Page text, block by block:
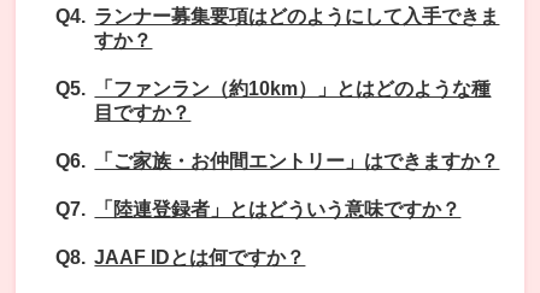
ランナー募集要項はどのようにして入手できま
すか？
「ファンラン（約10km）」とはどのような種
目ですか？
「ご家族・お仲間エントリー」はできますか？
「陸連登録者」とはどういう意味ですか？
JAAF IDとは何ですか？